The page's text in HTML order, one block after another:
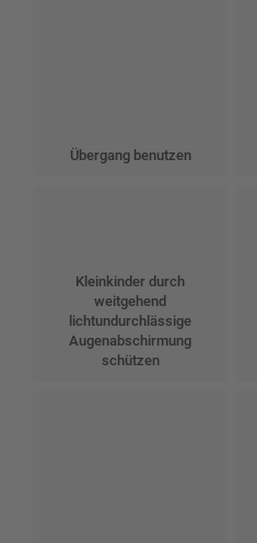
Übergang benutzen
Kleinkinder durch
weitgehend
lichtundurchlässige
Augenabschirmung
schützen